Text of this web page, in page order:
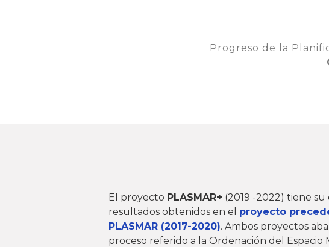
Progreso de la
El proyecto PLASMAR+ (2019 -2022) tiene
resultados obtenidos en el proyecto
PLASMAR (2017-2020). Ambos proyectos
proceso referido a la Ordenación del Espacio